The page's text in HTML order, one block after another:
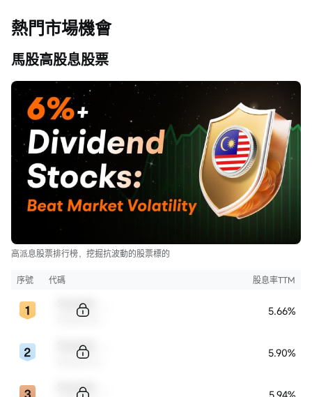
熱門市場機會
馬股高股息股票
高派息股票排行榜，挖掘抗波動的股票標的
序號 代碼 股息率TTM
5.66%
5.90%
5.94%